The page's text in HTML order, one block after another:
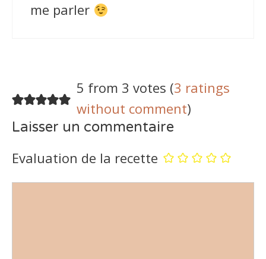
me parler
5 from 3 votes (3 ratings
without comment)
Laisser un commentaire
Evaluation de la recette